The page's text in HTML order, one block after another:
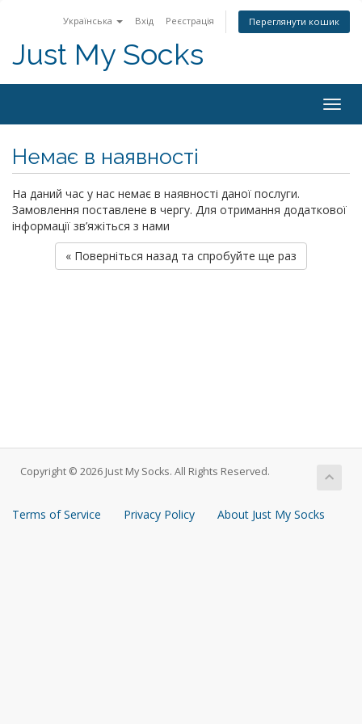
Українська Вхід Реєстрація Переглянути кошик
Just My Socks
Немає в наявності
На даний час у нас немає в наявності даної послуги.
Замовлення поставлене в чергу. Для отримання додаткової
інформації зв’яжіться з нами
« Поверніться назад та спробуйте ще раз
Copyright © 2026 Just My Socks. All Rights Reserved.
Terms of Service Privacy Policy About Just My Socks